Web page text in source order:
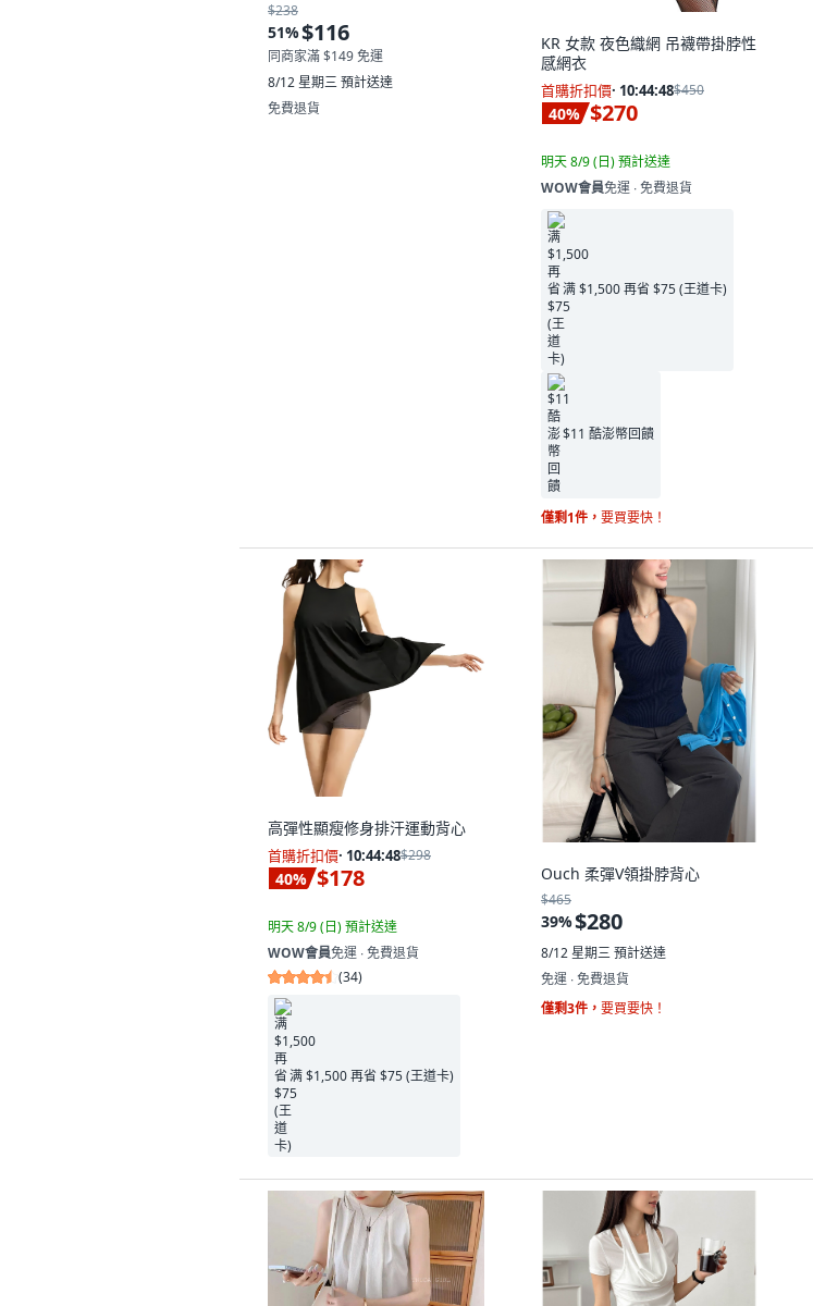
$238
51%$116
同商家滿 $149 免運
8/12 星期三預計送達
免費退貨
KR 女款 夜色織網 吊襪帶掛脖性
感網衣
首購折扣價· 10:44:47$450
40% $270
明天 8/9 (日)預計送達
WOW會員免運 ∙ 免費退貨
满 $1,500 再省 $75 (王道卡)
$11 酷澎幣回饋
僅剩1件， 要買要快！
高彈性顯瘦修身排汗運動背心
首購折扣價· 10:44:47$298
40% $178
明天 8/9 (日)預計送達
WOW會員免運 ∙ 免費退貨
(34)
满 $1,500 再省 $75 (王道卡)
Ouch 柔彈V領掛脖背心
$465
39%$280
8/12 星期三預計送達
免運 ∙ 免費退貨
僅剩3件， 要買要快！